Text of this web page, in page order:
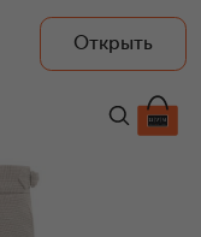
Открыть
123 000 ₽